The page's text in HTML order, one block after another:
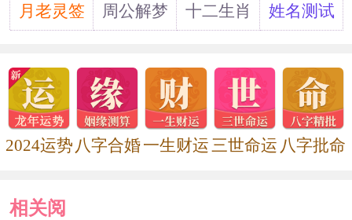
月老灵签
周公解梦 十二生肖 姓名测试
2024运势 八字合婚一生财运三世命运 八字批命
相关阅